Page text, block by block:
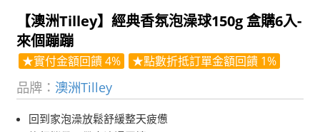
【澳洲Tilley】經典香氛泡澡球150g 盒購6入-
來個蹦蹦
★實付金額回饋 4% ★點數折抵訂單金額回饋 1%
品牌： 澳洲Tilley
回到家泡澡放鬆舒緩整天疲憊